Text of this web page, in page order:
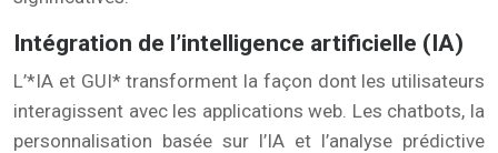
Intégration de l’intelligence artificielle (IA)
L’*IA et GUI* transforment la façon dont les utilisateurs
interagissent avec les applications web. Les chatbots, la
personnalisation basée sur l’IA et l’analyse prédictive